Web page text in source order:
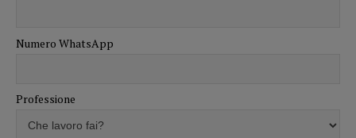
Numero WhatsApp
Professione